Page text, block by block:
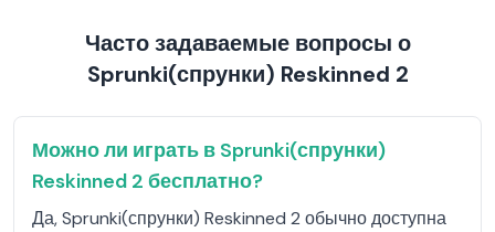
Часто задаваемые вопросы о
Sprunki(спрунки) Reskinned 2
Можно ли играть в Sprunki(спрунки)
Reskinned 2 бесплатно?
Да, Sprunki(спрунки) Reskinned 2 обычно доступна